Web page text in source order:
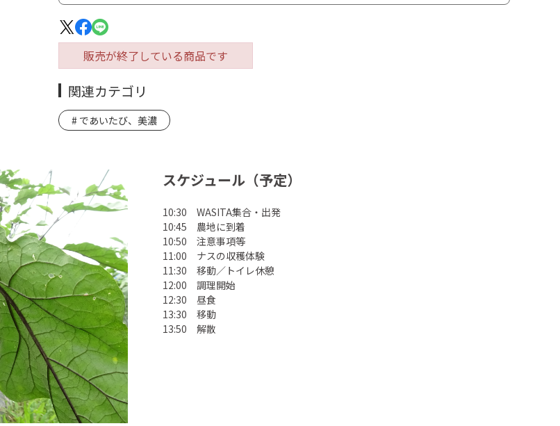
販売が終了している商品です
関連カテゴリ
であいたび、美濃
スケジュール（予定）
10:30 WASITA集合・出発
10:45 農地に到着
10:50 注意事項等
11:00 ナスの収穫体験
11:30 移動／トイレ休憩
12:00 調理開始
12:30 昼食
13:30 移動
13:50 解散